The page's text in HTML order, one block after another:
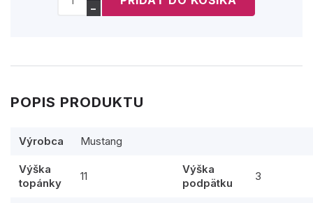
−
POPIS PRODUKTU
Výrobca Mustang
Výška
topánky
11
Výška
podpätku
3